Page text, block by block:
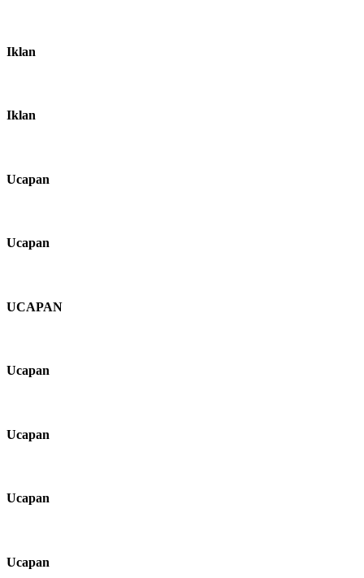
Iklan
Iklan
Ucapan
Ucapan
UCAPAN
Ucapan
Ucapan
Ucapan
Ucapan